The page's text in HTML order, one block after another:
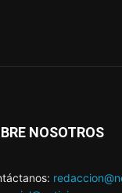
NOSOTROS